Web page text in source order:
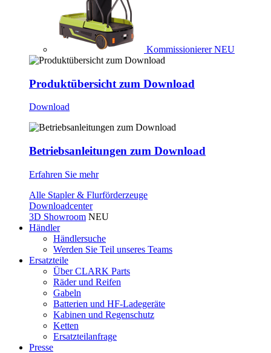
Kommissionierer NEU
Produktübersicht zum Download
Download
Betriebsanleitungen zum Download
Erfahren Sie mehr
Alle Stapler & Flurförderzeuge
Downloadcenter
3D Showroom NEU
Händler
Händlersuche
Werden Sie Teil unseres Teams
Ersatzteile
Über CLARK Parts
Räder und Reifen
Gabeln
Batterien und HF-Ladegeräte
Kabinen und Regenschutz
Ketten
Ersatzteilanfrage
Presse